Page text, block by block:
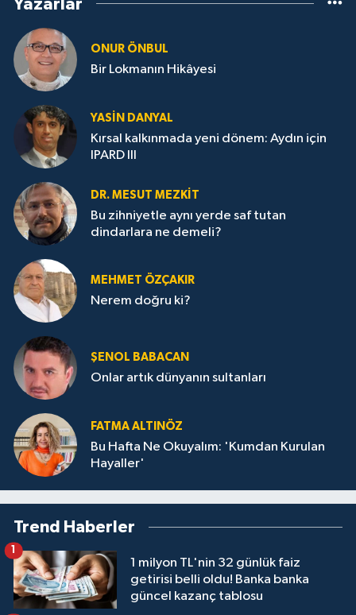
Yazarlar
ONUR ÖNBUL
Bir Lokmanın Hikâyesi
YASIN DANYAL
Kırsal kalkınmada yeni dönem: Aydın için
IPARD III
DR. MESUT MEZKIT
Bu zihniyetle aynı yerde saf tutan
dindarlara ne demeli?
MEHMET ÖZÇAKIR
Nerem doğru ki?
ŞENOL BABACAN
Onlar artık dünyanın sultanları
FATMA ALTINÖZ
Bu Hafta Ne Okuyalım: 'Kumdan Kurulan
Hayaller'
Trend Haberler
1 milyon TL'nin 32 günlük faiz
getirisi belli oldu! Banka banka
güncel kazanç tablosu
1